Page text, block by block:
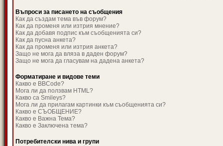
Въпроси за писането на съобщения
Как да създам тема във форум?
Как да променя или изтрия мнение?
Как да добавя подпис към съобщенията си?
Как да пусна анкета?
Как да променя или изтрия анкета?
Защо не мога да вляза в даден форум?
Защо не мога да гласувам на дадена анкета?
Форматиране и видове теми
Какво е BBCode?
Мога ли да ползвам HTML?
Какво са Smileys?
Мога ли да прилагам картинки към съобщенията си?
Какво е СЪОБЩЕНИЕ?
Какво е Важна Тема?
Какво е Заключена тема?
Потребителски нива и групи